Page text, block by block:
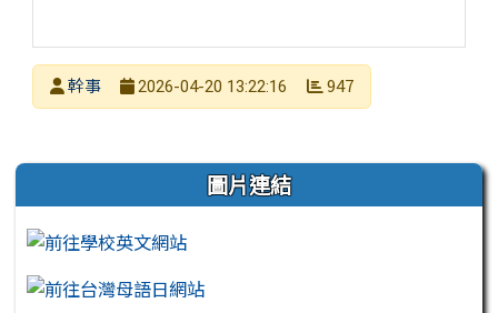
發布者
幹事
2026-04-20 13:22:16 947
左邊區域內容 圖片連結